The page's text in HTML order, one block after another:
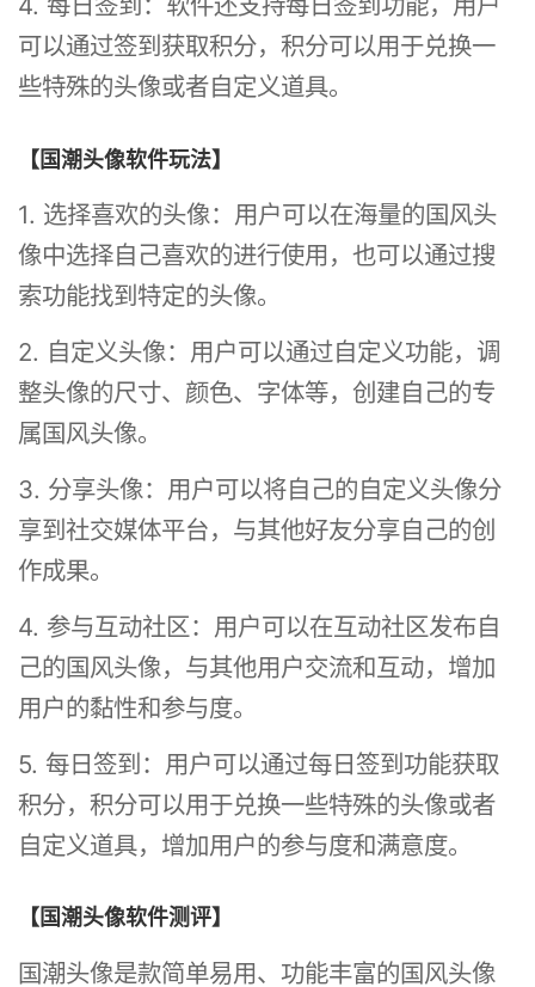
可以通过签到获取积分，积分可以用于兑换一
些特殊的头像或者自定义道具。
【国潮头像软件玩法】
1. 选择喜欢的头像：用户可以在海量的国风头
像中选择自己喜欢的进行使用，也可以通过搜
索功能找到特定的头像。
2. 自定义头像：用户可以通过自定义功能，调
整头像的尺寸、颜色、字体等，创建自己的专
属国风头像。
3. 分享头像：用户可以将自己的自定义头像分
享到社交媒体平台，与其他好友分享自己的创
作成果。
4. 参与互动社区：用户可以在互动社区发布自
己的国风头像，与其他用户交流和互动，增加
用户的黏性和参与度。
5. 每日签到：用户可以通过每日签到功能获取
积分，积分可以用于兑换一些特殊的头像或者
自定义道具，增加用户的参与度和满意度。
【国潮头像软件测评】
国潮头像是款简单易用、功能丰富的国风头像